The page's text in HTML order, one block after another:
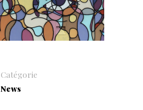
Catégorie
News